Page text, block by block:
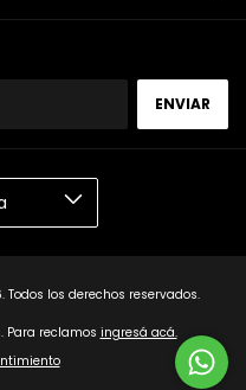
Todos los derechos reservados.
Para reclamos ingresá acá.